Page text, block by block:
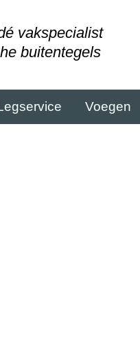
vakspecialist
buitentegels
Voegen